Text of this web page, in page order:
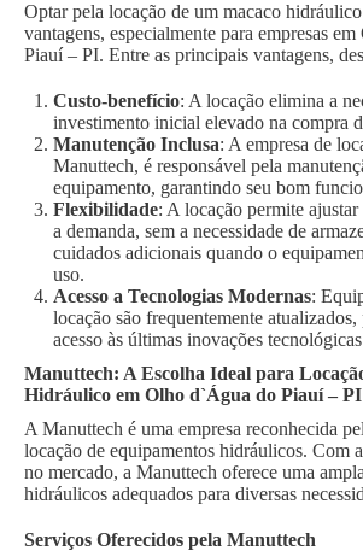
Optar pela locação de um macaco
vantagens, especialmente para empresas
Piauí – PI. Entre as principais vantagens,
Custo-benefício: A locação elimina a
investimento inicial elevado na compra
Manutenção Inclusa: A empresa de
Manuttech, é responsável pela
equipamento, garantindo seu bom
Flexibilidade: A locação permite
a demanda, sem a necessidade de
cuidados adicionais quando o
uso.
Acesso a Tecnologias Modernas:
locação são frequentemente
acesso às últimas inovações
Manuttech: A Escolha Ideal para
Hidráulico em Olho d`Água do Piauí – PI
A Manuttech é uma empresa reconhecida
locação de equipamentos hidráulicos. Com
no mercado, a Manuttech oferece uma
hidráulicos adequados para diversas
Serviços Oferecidos pela Manuttech